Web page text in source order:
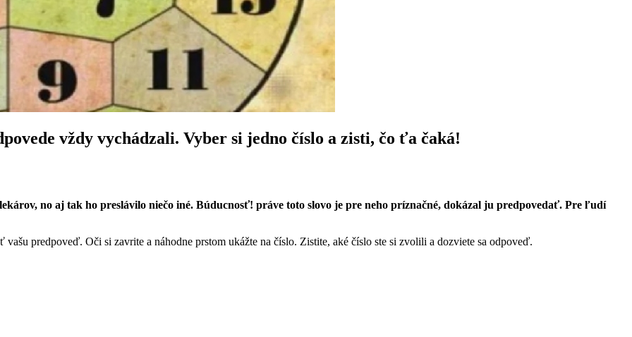
vždy vychádzali. Vyber si jedno číslo a zisti, čo ťa čaká!
no aj tak ho preslávilo niečo iné. Búducnosť! práve toto slovo je pre neho príznačné, dokázal ju predpovedať. Pre ľudí
predpoveď. Oči si zavrite a náhodne prstom ukážte na číslo. Zistite, aké číslo ste si zvolili a dozviete sa odpoveď.